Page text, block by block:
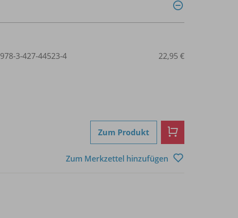
978-3-427-44523-4 22,95 €
Zum Produkt
Zum Merkzettel hinzufügen